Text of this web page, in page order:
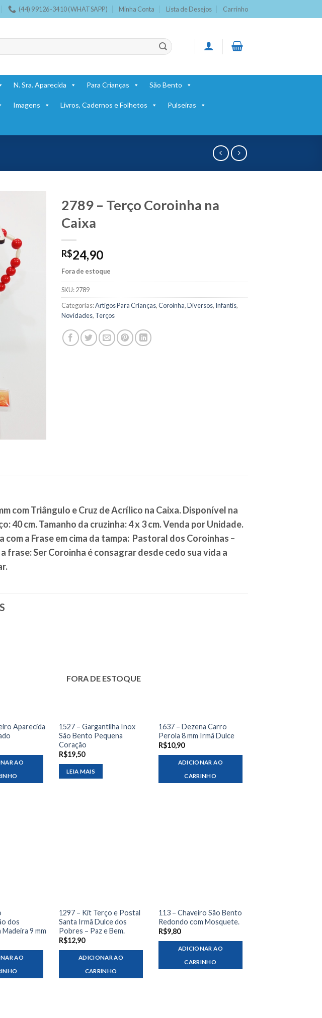
(44) 99126-3410 (WHATSAPP) Minha Conta Lista de Desejos Carrinho
N. Sra. Aparecida Para Crianças São Bento
Imagens Livros, Cadernos e Folhetos Pulseiras
2789 – Terço Coroinha na
Caixa
R$24,90
Fora de estoque
SKU:2789
Categorias:Artigos Para Crianças,Coroinha,Diversos, Infantis,
Novidades, Terços
com Triângulo e Cruz de Acrílico na Caixa. Disponível na
40 cm. Tamanho da cruzinha: 4 x 3 cm. Venda por Unidade.
a Frase em cima da tampa: Pastoral dos Coroinhas –
frase:Ser Coroinha é consagrar desde cedo sua vida a
Aparecida
AO
FORA DE ESTOQUE
1527 – Gargantilha Inox
São Bento Pequena
Coração
R$19,50
LEIA MAIS
1637 – Dezena Carro
Perola 8 mm Irmã Dulce
R$10,90
ADICIONAR AO
CARRINHO
dos
9 mm
AO
1297 – Kit Terço e Postal
Santa Irmã Dulce dos
Pobres – Paz e Bem.
R$12,90
ADICIONAR AO
CARRINHO
113 – Chaveiro São Bento
Redondo com Mosquete.
R$9,80
ADICIONAR AO
CARRINHO